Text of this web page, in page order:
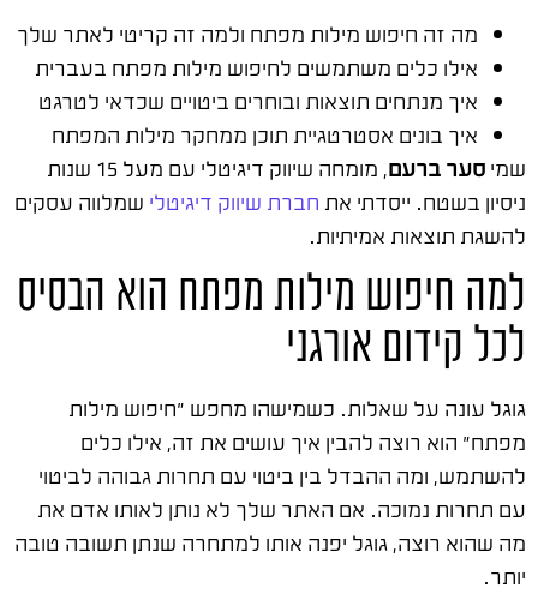
מה זה חיפוש מילות מפתח ולמה זה קריטי לאתר שלך
אילו כלים משתמשים לחיפוש מילות מפתח בעברית
איך מנתחים תוצאות ובוחרים ביטויים שכדאי לטרגט
איך בונים אסטרטגיית תוכן ממחקר מילות המפתח
שמיסער ברעם
, מומחה שיווק דיגיטלי עם מעל 15 שנות
ניסיון בשטח. ייסדתי את חברת שיווק דיגיטלי שמלווה עסקים
להשגת תוצאות אמיתיות.
למה חיפוש מילות מפתח הוא הבסיס
לכל קידום אורגני
גוגל עונה על שאלות. כשמישהו מחפש "חיפוש מילות
מפתח" הוא רוצה להבין איך עושים את זה, אילו כלים
להשתמש, ומה ההבדל בין ביטוי עם תחרות גבוהה לביטוי
עם תחרות נמוכה. אם האתר שלך לא נותן לאותו אדם את
מה שהוא רוצה, גוגל יפנה אותו למתחרה שנתן תשובה טובה
יותר.